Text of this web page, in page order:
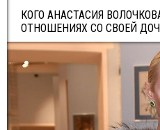
КОГО АНАСТАСИЯ
ОТНОШЕНИЯХ СО СВОЕЙ